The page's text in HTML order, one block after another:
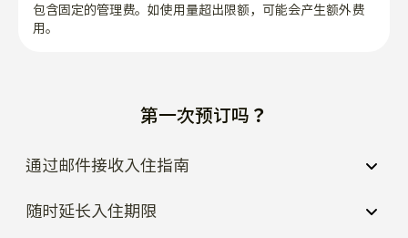
包含固定的管理费。如使用量超出限额，可能会产生额外费
用。
第一次预订吗？
通过邮件接收入住指南
随时延长入住期限